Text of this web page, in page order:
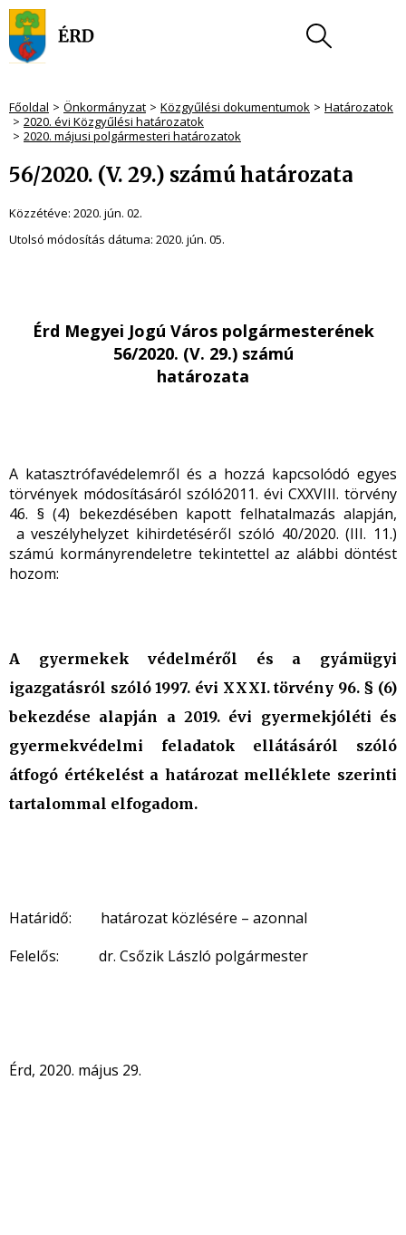
Főoldal Önkormányzat Közgyűlési dokumentumok
Határozatok
2020. évi Közgyűlési határozatok
2020. májusi polgármesteri határozatok
56/2020. (V. 29.) számú határozata
Közzétéve: 2020. jún. 02.
Utolsó módosítás dátuma: 2020. jún. 05.
Érd Megyei Jogú Város polgármesterének
56/2020. (V. 29.) számú
határozata
A katasztrófavédelemről és a hozzá kapcsolódó egyes
törvények módosításáról szóló2011. évi CXXVIII. törvény
46. § (4) bekezdésében kapott felhatalmazás alapján,
a veszélyhelyzet kihirdetéséről szóló 40/2020. (III. 11.)
számú kormányrendeletre tekintettel az alábbi döntést
hozom:
A gyermekek védelméről és a gyámügyi
igazgatásról szóló 1997. évi XXXI. törvény 96. § (6)
bekezdése alapján a 2019. évi gyermekjóléti és
gyermekvédelmi feladatok ellátásáról szóló
átfogó értékelést a határozat melléklete szerinti
tartalommal elfogadom.
Határidő: határozat közlésére – azonnal
Felelős: dr. Csőzik László polgármester
Érd, 2020. május 29.